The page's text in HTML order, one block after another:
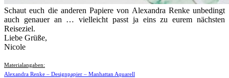
Schaut euch die anderen Papiere von Alexandra Renke unbedingt
auch genauer an … vielleicht passt ja eins zu eurem nächsten
Reiseziel.
Liebe Grüße,
Nicole
Materialangaben:
Alexandra Renke – Designpapier – Manhattan Aquarell